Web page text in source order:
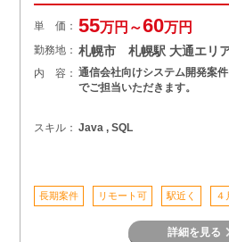
単 価： 55万円～60万円
勤務地： 札幌市 札幌駅 大通エリ
内 容： 通信会社向けシステム開発案
でご担当いただきます。
スキル： Java , SQL
長期案件 リモート可 駅近く ４
詳細を見る